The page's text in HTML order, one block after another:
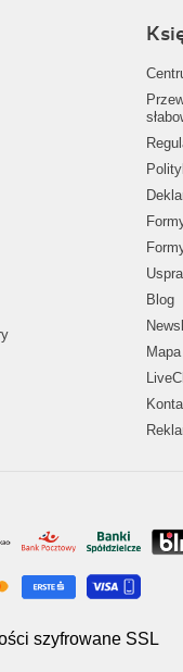
Blog
szyfrowane SSL